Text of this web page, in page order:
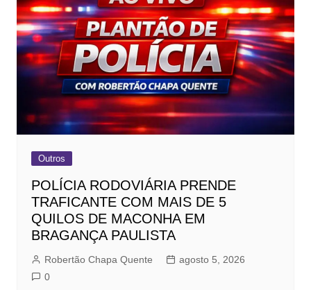
Outros
POLÍCIA RODOVIÁRIA PRENDE
TRAFICANTE COM MAIS DE 5
QUILOS DE MACONHA EM
BRAGANÇA PAULISTA
Robertão Chapa Quente
agosto 5, 2026
0